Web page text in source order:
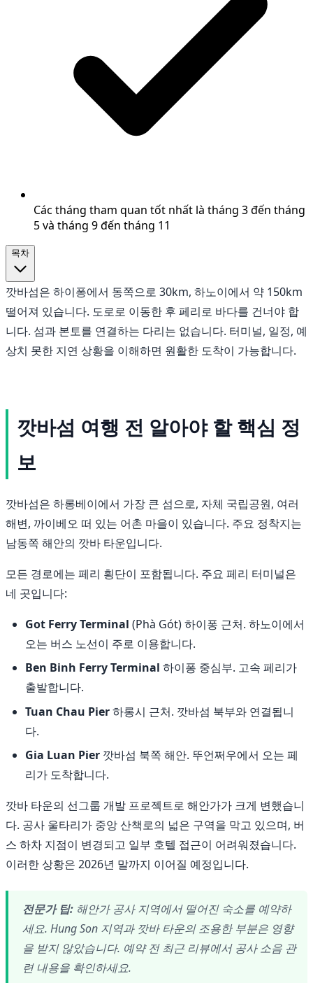
Các tháng tham quan tốt nhất là tháng 3 đến tháng
5 và tháng 9 đến tháng 11
목차
깟바섬은 하이퐁에서 동쪽으로 30km, 하노이에서 약 150km
떨어져 있습니다. 도로로 이동한 후 페리로 바다를 건너야 합
니다. 섬과 본토를 연결하는 다리는 없습니다. 터미널, 일정, 예
상치 못한 지연 상황을 이해하면 원활한 도착이 가능합니다.
깟바섬 여행 전 알아야 할 핵심 정
보
깟바섬은 하롱베이에서 가장 큰 섬으로, 자체 국립공원, 여러
해변, 까이베오 떠 있는 어촌 마을이 있습니다. 주요 정착지는
남동쪽 해안의 깟바 타운입니다.
모든 경로에는 페리 횡단이 포함됩니다. 주요 페리 터미널은
네 곳입니다:
Got Ferry Terminal (Phà Gót) 하이퐁 근처. 하노이에서
오는 버스 노선이 주로 이용합니다.
Ben Binh Ferry Terminal 하이퐁 중심부. 고속 페리가
출발합니다.
Tuan Chau Pier하롱시 근처. 깟바섬 북부와 연결됩니
다.
Gia Luan Pier 깟바섬 북쪽 해안. 뚜언쩌우에서 오는 페
리가 도착합니다.
깟바 타운의 선그룹 개발 프로젝트로 해안가가 크게 변했습니
다. 공사 울타리가 중앙 산책로의 넓은 구역을 막고 있으며, 버
스 하차 지점이 변경되고 일부 호텔 접근이 어려워졌습니다.
이러한 상황은 2026년 말까지 이어질 예정입니다.
전문가 팁: 해안가 공사 지역에서 떨어진 숙소를 예약하
세요. Hung Son 지역과 깟바 타운의 조용한 부분은 영향
을 받지 않았습니다. 예약 전 최근 리뷰에서 공사 소음 관
련 내용을 확인하세요.